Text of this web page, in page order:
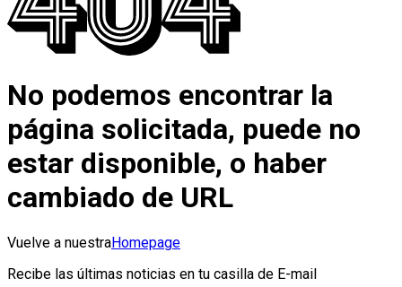
No podemos encontrar la
página solicitada, puede no
estar disponible, o haber
cambiado de URL
Vuelve a nuestraHomepage
Recibe las últimas noticias en tu casilla de E-mail